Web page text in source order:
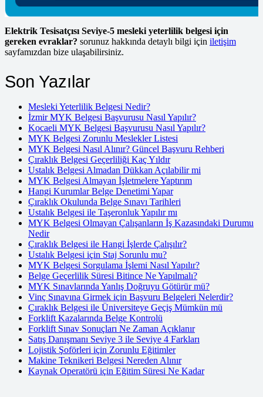
dönemi içerisinde belge yenileme başvurusu yapabilir.
Elektrik Tesisatçısı Seviye-5 mesleki yeterlilik belgesi için
gereken evraklar? sorunuz hakkında detaylı bilgi için iletişim
sayfamızdan bize ulaşabilirsiniz.
Son Yazılar
Mesleki Yeterlilik Belgesi Nedir?
İzmir MYK Belgesi Başvurusu Nasıl Yapılır?
Kocaeli MYK Belgesi Başvurusu Nasıl Yapılır?
MYK Belgesi Zorunlu Meslekler Listesi
MYK Belgesi Nasıl Alınır? Güncel Başvuru Rehberi
Çıraklık Belgesi Geçerliliği Kaç Yıldır
Ustalık Belgesi Almadan Dükkan Açılabilir mi
MYK Belgesi Almayan İşletmelere Yaptırım
Hangi Kurumlar Belge Denetimi Yapar
Çıraklık Okulunda Belge Sınavı Tarihleri
Ustalık Belgesi ile Taşeronluk Yapılır mı
MYK Belgesi Olmayan Çalışanların İş Kazasındaki Durumu
Nedir
Çıraklık Belgesi ile Hangi İşlerde Çalışılır?
Ustalık Belgesi için Staj Sorunlu mu?
MYK Belgesi Sorgulama İşlemi Nasıl Yapılır?
Belge Geçerlilik Süresi Bitince Ne Yapılmalı?
MYK Sınavlarında Yanlış Doğruyu Götürür mü?
Vinç Sınavına Girmek için Başvuru Belgeleri Nelerdir?
Çıraklık Belgesi ile Üniversiteye Geçiş Mümkün mü
Forklift Kazalarında Belge Kontrolü
Forklift Sınav Sonuçları Ne Zaman Açıklanır
Satış Danışmanı Seviye 3 ile Seviye 4 Farkları
Lojistik Şoförleri için Zorunlu Eğitimler
Makine Teknikeri Belgesi Nereden Alınır
Kaynak Operatörü için Eğitim Süresi Ne Kadar